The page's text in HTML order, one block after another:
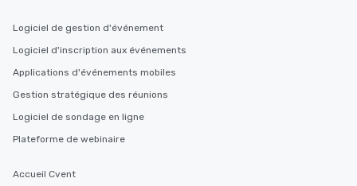
Logiciel de gestion d'événement
Logiciel d'inscription aux événements
Applications d'événements mobiles
Gestion stratégique des réunions
Logiciel de sondage en ligne
Plateforme de webinaire
Accueil Cvent